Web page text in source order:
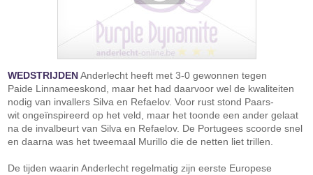
WEDSTRIJDENAnderlecht heeft met 3-0 gewonnen tegen
Paide Linnameeskond, maar het had daarvoor wel de kwaliteiten
nodig van invallers Silva en Refaelov. Voor rust stond Paars-
wit ongeïnspireerd op het veld, maar het toonde een ander gelaat
na de invalbeurt van Silva en Refaelov. De Portugees scoorde snel
en daarna was het tweemaal Murillo die de netten liet trillen.
De tijden waarin Anderlecht regelmatig zijn eerste Europese